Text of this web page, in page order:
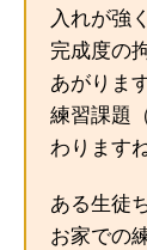
入れが強
完成度の
あがりま
練習課題
わりますね
ある生徒
お家での